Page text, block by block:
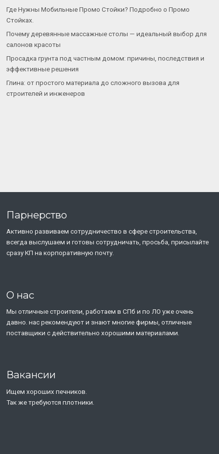
Где Нужны Мобильные Промо Стойки? Подробно о Промо
Стойках.
Почему деревянные массажные столы — идеальный выбор для
салонов красоты
Просадка грунта под частным домом: причины, последствия и
эффективные решения
Глина: от простого материала до сложного вызова для
строителей и инженеров
Парнерство
Активно развиваем сотрудничество в сфере строительства,
всегда выслушаем и готовы сотрудничать, просьба, присылайте
сразу КП на корпоративную почту.
О нас
Мы отличные строители, работаем в СПб и по ЛО уже очень
давно. нас рекомендуют и знают многие фирмы, отличные
поставщики с действительно хорошими материалами.
Вакансии
Ищем хороших печников.
Так же требуются плотники.